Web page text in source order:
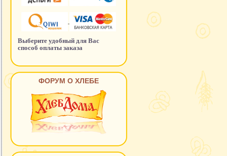
Выберите удобный для Вас
способ оплаты заказа
ФОРУМ О ХЛЕБЕ